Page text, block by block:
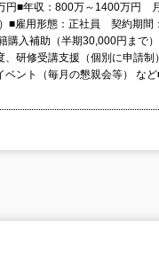
円■年収：800万～1400万
■雇用形態：正社員 契約期
購入補助（半期30,000円まで
、研修受講支援（個別に申請
ベント（毎月の懇親会等）